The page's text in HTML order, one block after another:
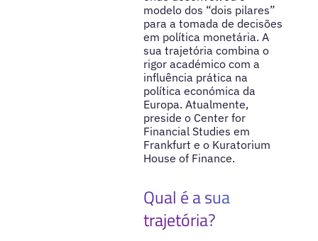
modelo dos “dois pilares”
para a tomada de decisões
em política monetária. A
sua trajetória combina o
rigor académico com a
influência prática na
política económica da
Europa. Atualmente,
preside o Center for
Financial Studies em
Frankfurt e o Kuratorium
House of Finance.
Qual é a sua
trajetória?